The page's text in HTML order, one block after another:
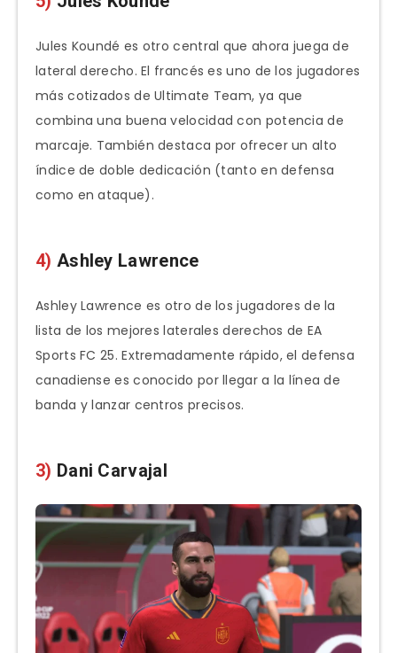
Jules Koundé es otro central que ahora juega de
lateral derecho. El francés es uno de los jugadores
más cotizados de Ultimate Team, ya que
combina una buena velocidad con potencia de
marcaje. También destaca por ofrecer un alto
índice de doble dedicación (tanto en defensa
como en ataque).
4) Ashley Lawrence
Ashley Lawrence es otro de los jugadores de la
lista de los mejores laterales derechos de EA
Sports FC 25. Extremadamente rápido, el defensa
canadiense es conocido por llegar a la línea de
banda y lanzar centros precisos.
3) Dani Carvajal